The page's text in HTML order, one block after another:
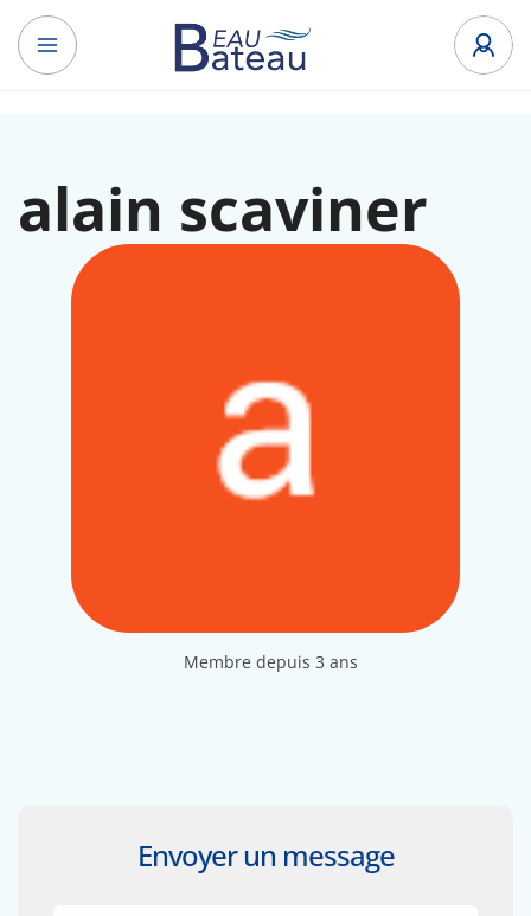
alain scaviner
Membre depuis 3 ans
Envoyer un message